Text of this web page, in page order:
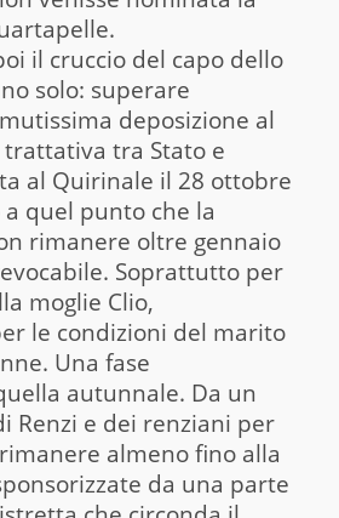
il cruccio del capo dello
solo: superare
deposizione al
trattativa tra Stato e
al Quirinale il 28 ottobre
a quel punto che la
rimanere oltre gennaio
Soprattutto per
moglie Clio,
le condizioni del marito
Una fase
autunnale. Da un
Renzi e dei renziani per
almeno fino alla
da una parte